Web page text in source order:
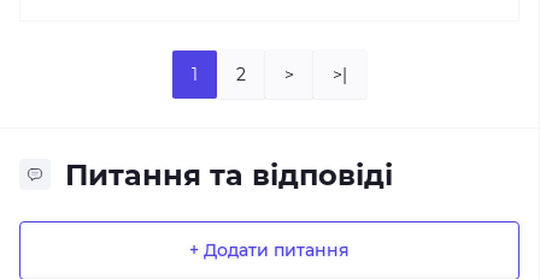
1 2 > >|
Питання та відповіді
+ Додати питання